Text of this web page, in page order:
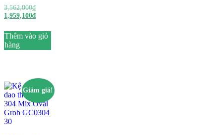
3,562,000₫
1,959,100₫
Thêm vào giỏ
hàng
Giảm giá!